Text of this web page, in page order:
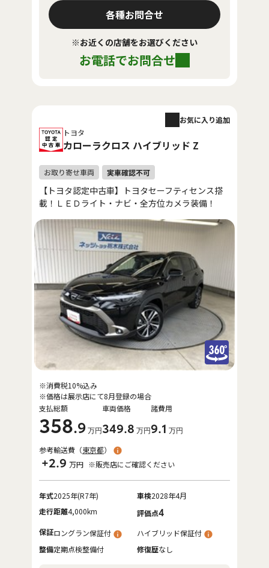
各種お問合せ
※お近くの店舗をお選びください
お電話でお問合せ
トヨタ
カローラクロス ハイブリッド Z
お気に入り追加
【トヨタ認定中古車】トヨタセーフティセンス搭
載！ＬＥＤライト・ナビ・全方位カメラ装備！
支払総額
358.9 万円
車両価格
349.8 万円
諸費用
9.1 万円
※消費税10%込み
※価格は展示店にて8月登録の場合
参考輸送費（東京都）
+2.9 万円 ※販売店にご確認ください
年式2025年(R7年) 車検2028年4月
走行距離4,000km 評価点4
保証ロングラン保証付
ハイブリッド保証付
整備定期点検整備付 修復歴なし